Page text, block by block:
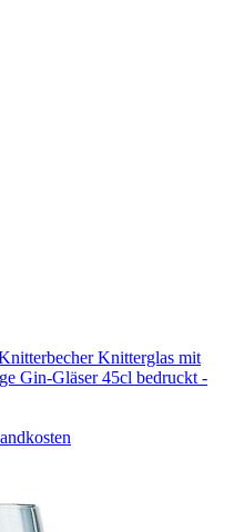
Knitterglas mit
Gin-Gläser 45cl bedruckt -